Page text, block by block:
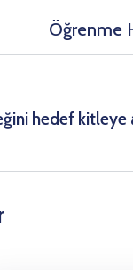
Öğrenme
hedef